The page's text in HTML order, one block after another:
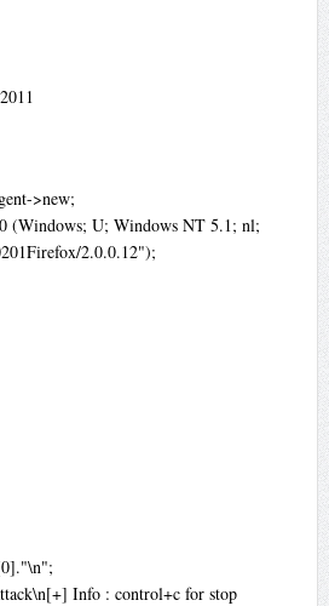
>new;
(Windows; U; Windows NT 5.1; nl;
2.0.0.12");
Info : control+c for stop